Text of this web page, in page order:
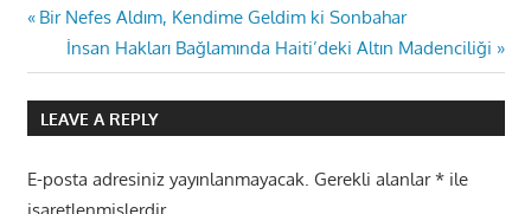
Yazı
gezinmesi
Previous
Post:
Bir Nefes Aldım, Kendime Geldim ki Sonbahar
Next
Post:
İnsan Hakları Bağlamında Haiti’deki Altın Madenciliği
LEAVE A REPLY
E-posta adresiniz yayınlanmayacak. Gerekli alanlar*ile